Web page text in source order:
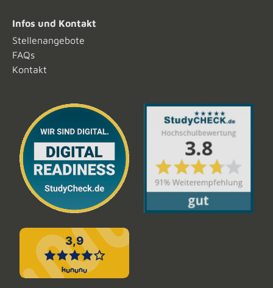
Infos und Kontakt
Stellenangebote
FAQs
Kontakt